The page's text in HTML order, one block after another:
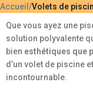
Accueil /Volets de
Que vous ayez une
solution polyvalente
bien esthétiques que
d’un volet de piscine
incontournable.